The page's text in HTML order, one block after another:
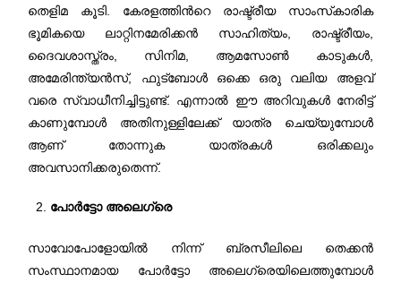
തെളിമ കൂടി. കേരളത്തിന്‍റെ രാഷ്ട്രീയ സാംസ്‌കാരിക
ഭൂമികയെ ലാറ്റിനമേരിക്കന്‍ സാഹിത്യം, രാഷ്ട്രീയം,
ദൈവശാസ്ത്രം, സിനിമ, ആമസോണ്‍ കാടുകള്‍,
അമേരിന്ത്യന്‍സ്, ഫുട്ബോള്‍ ഒക്കെ ഒരു വലിയ അളവ്
വരെ സ്വാധീനിച്ചിട്ടുണ്ട്. എന്നാല്‍ ഈ അറിവുകള്‍ നേരിട്ട്
കാണുമ്പോള്‍ അതിനുള്ളിലേക്ക് യാത്ര ചെയ്യുമ്പോള്‍
ആണ് തോന്നുക യാത്രകള്‍ ഒരിക്കലും
അവസാനിക്കരുതെന്ന്‍.
പോര്‍ട്ടോ അലെഗ്രെ
സാവോപോളോയില്‍ നിന്ന് ബ്രസീലിലെ തെക്കന്‍
സംസ്ഥാനമായ പോര്‍ട്ടോ അലെഗ്രെയിലെത്തുമ്പോള്‍